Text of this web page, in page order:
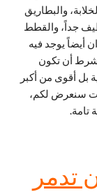
والبطاريق
جداً، والقطط
أيضاً يوجد فيه
أن تكون
بل أقوى من أكبر
سنعرض لكم،
تامة.
تدمر